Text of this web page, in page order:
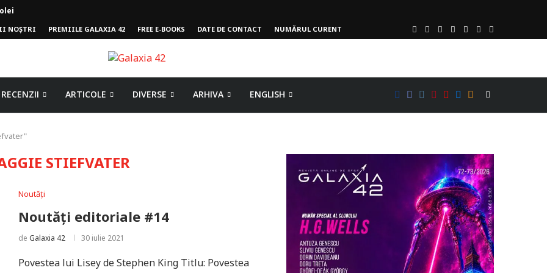
NOȘTRI PREMIILE GALAXIA 42 FREE E-BOOKS DATE DE CONTACT NUMĂRUL CURENT
RECENZII ARTICOLE DIVERSE ARHIVA ENGLISH
STIEFVATER
Noutăți
Noutăți editoriale #14
de Galaxia 42 30 iulie 2021
Povestea lui Lisey de Stephen King Titlu: Povestea